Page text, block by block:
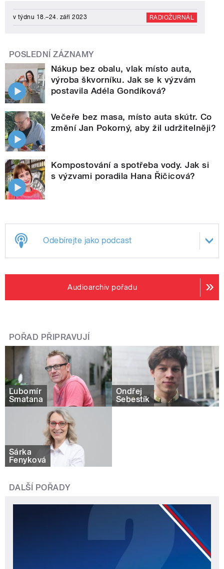
v týdnu 18.–24. září 2023 RADIOŽURNÁL
POSLEDNÍ ZÁZNAMY
Nákup bez obalu, vlak místo auta,
výroba škvorníku. Jak se k výzvám
postavila Adéla Gondíková?
Večeře bez masa, místo auta skútr. Co
změní Jan Pokorný, aby žil udržitelněji?
Kompostování a spotřeba vody. Jak si
s výzvami poradila Hana Řičicová?
Odebírejte jako podcast
Audioarchiv pořadu
POŘAD PŘIPRAVUJÍ
Ľubomír
Smatana
Ondřej
Šebestík
Šárka
Fenyková
DALŠÍ POŘADY